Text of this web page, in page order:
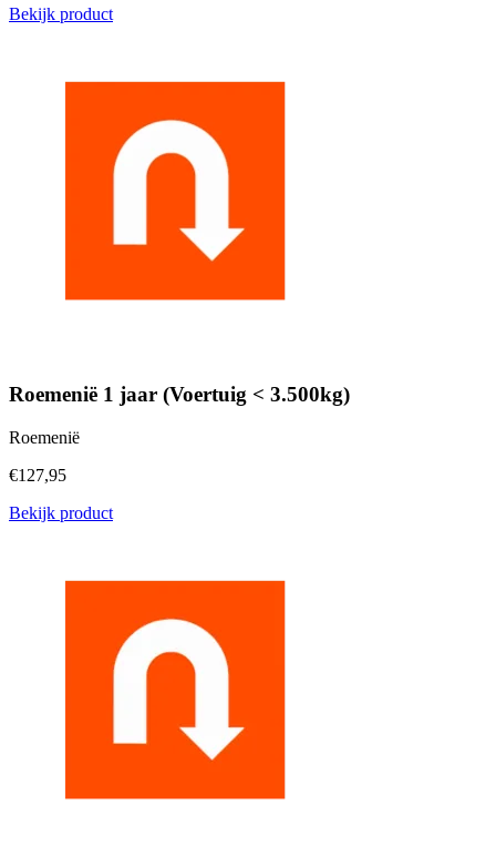
Bekijk product
Roemenië 1 jaar (Voertuig < 3.500kg)
Roemenië
€127,95
Bekijk product